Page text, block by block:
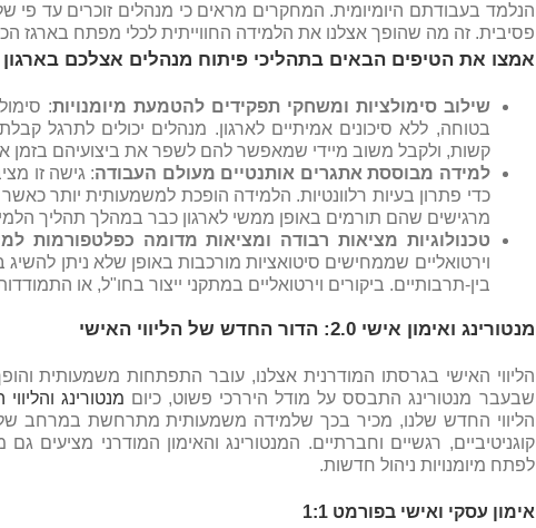
הנלמד בעבודתם היומיומית. המחקרים מראים כי מנהלים זוכרים עד
פסיבית. זה מה שהופך אצלנו את הלמידה החווייתית לכלי מפתח בארגז
אמצו את הטיפים הבאים בתהליכי פיתוח מנהלים אצלכם בארגון
שילוב סימולציות ומשחקי תפקידים להטמעת מיומנויות:
בטוחה, ללא סיכונים אמיתיים לארגון. מנהלים יכולים לתרגל
קשות, ולקבל משוב מיידי שמאפשר להם לשפר את ביצועיהם בזמן
למידה מבוססת אתגרים אותנטיים מעולם העבודה: גישה זו
כדי פתרון בעיות רלוונטיות. הלמידה הופכת למשמעותית יותר
מרגישים שהם תורמים באופן ממשי לארגון כבר במהלך תהליך
טכנולוגיות מציאות רבודה ומציאות מדומה כפלטפורמות
וירטואליים שממחישים סיטואציות מורכבות באופן שלא ניתן
בין-תרבותיים. ביקורים וירטואליים במתקני ייצור בחו"ל, או
מנטורינג ואימון אישי 2.0: הדור החדש של הליווי האישי
הליווי האישי בגרסתו המודרנית אצלנו, עובר התפתחות משמעותית
שבעבר מנטורינג התבסס על מודל היררכי פשוט, כיום מנטורינג והליווי
הליווי החדש שלנו, מכיר בכך שלמידה משמעותית מתרחשת במרחב
קוגניטיביים, רגשיים וחברתיים. המנטורינג והאימון המודרני
לפתח מיומנויות ניהול חדשות.
אימון עסקי ואישי בפורמט 1:1